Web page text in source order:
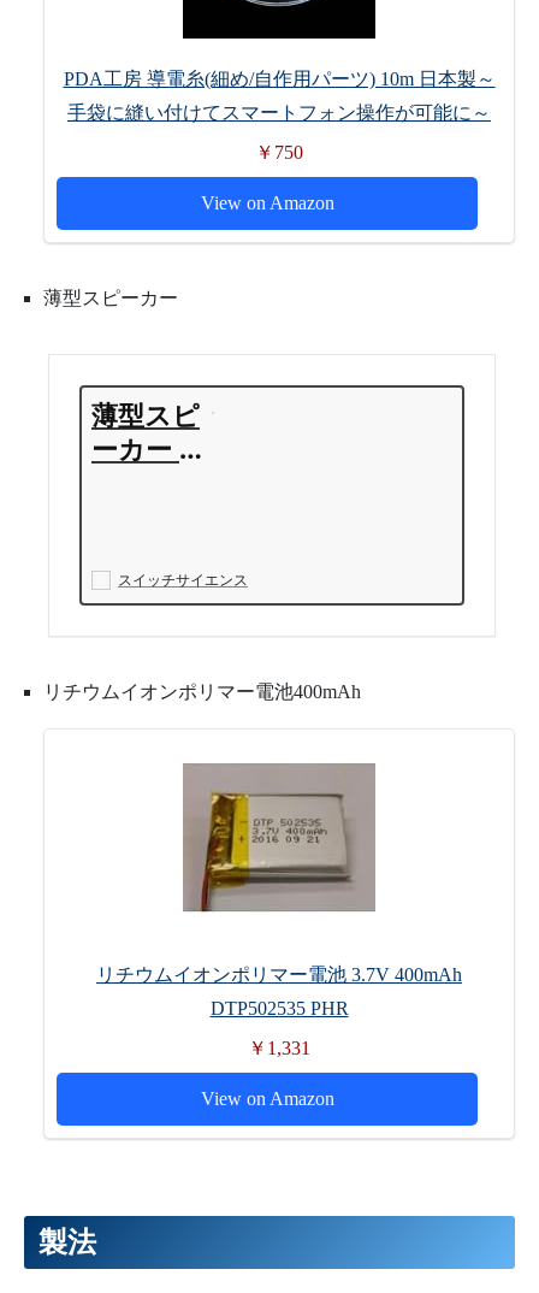
PDA工房 導電糸(細め/自作用パーツ) 10m 日本製～
手袋に縫い付けてスマートフォン操作が可能に～
￥750
View on Amazon
薄型スピーカー
薄型スピ
ーカー -
スイッチサイエンス
リチウムイオンポリマー電池400mAh
リチウムイオンポリマー電池 3.7V 400mAh
DTP502535 PHR
￥1,331
View on Amazon
製法